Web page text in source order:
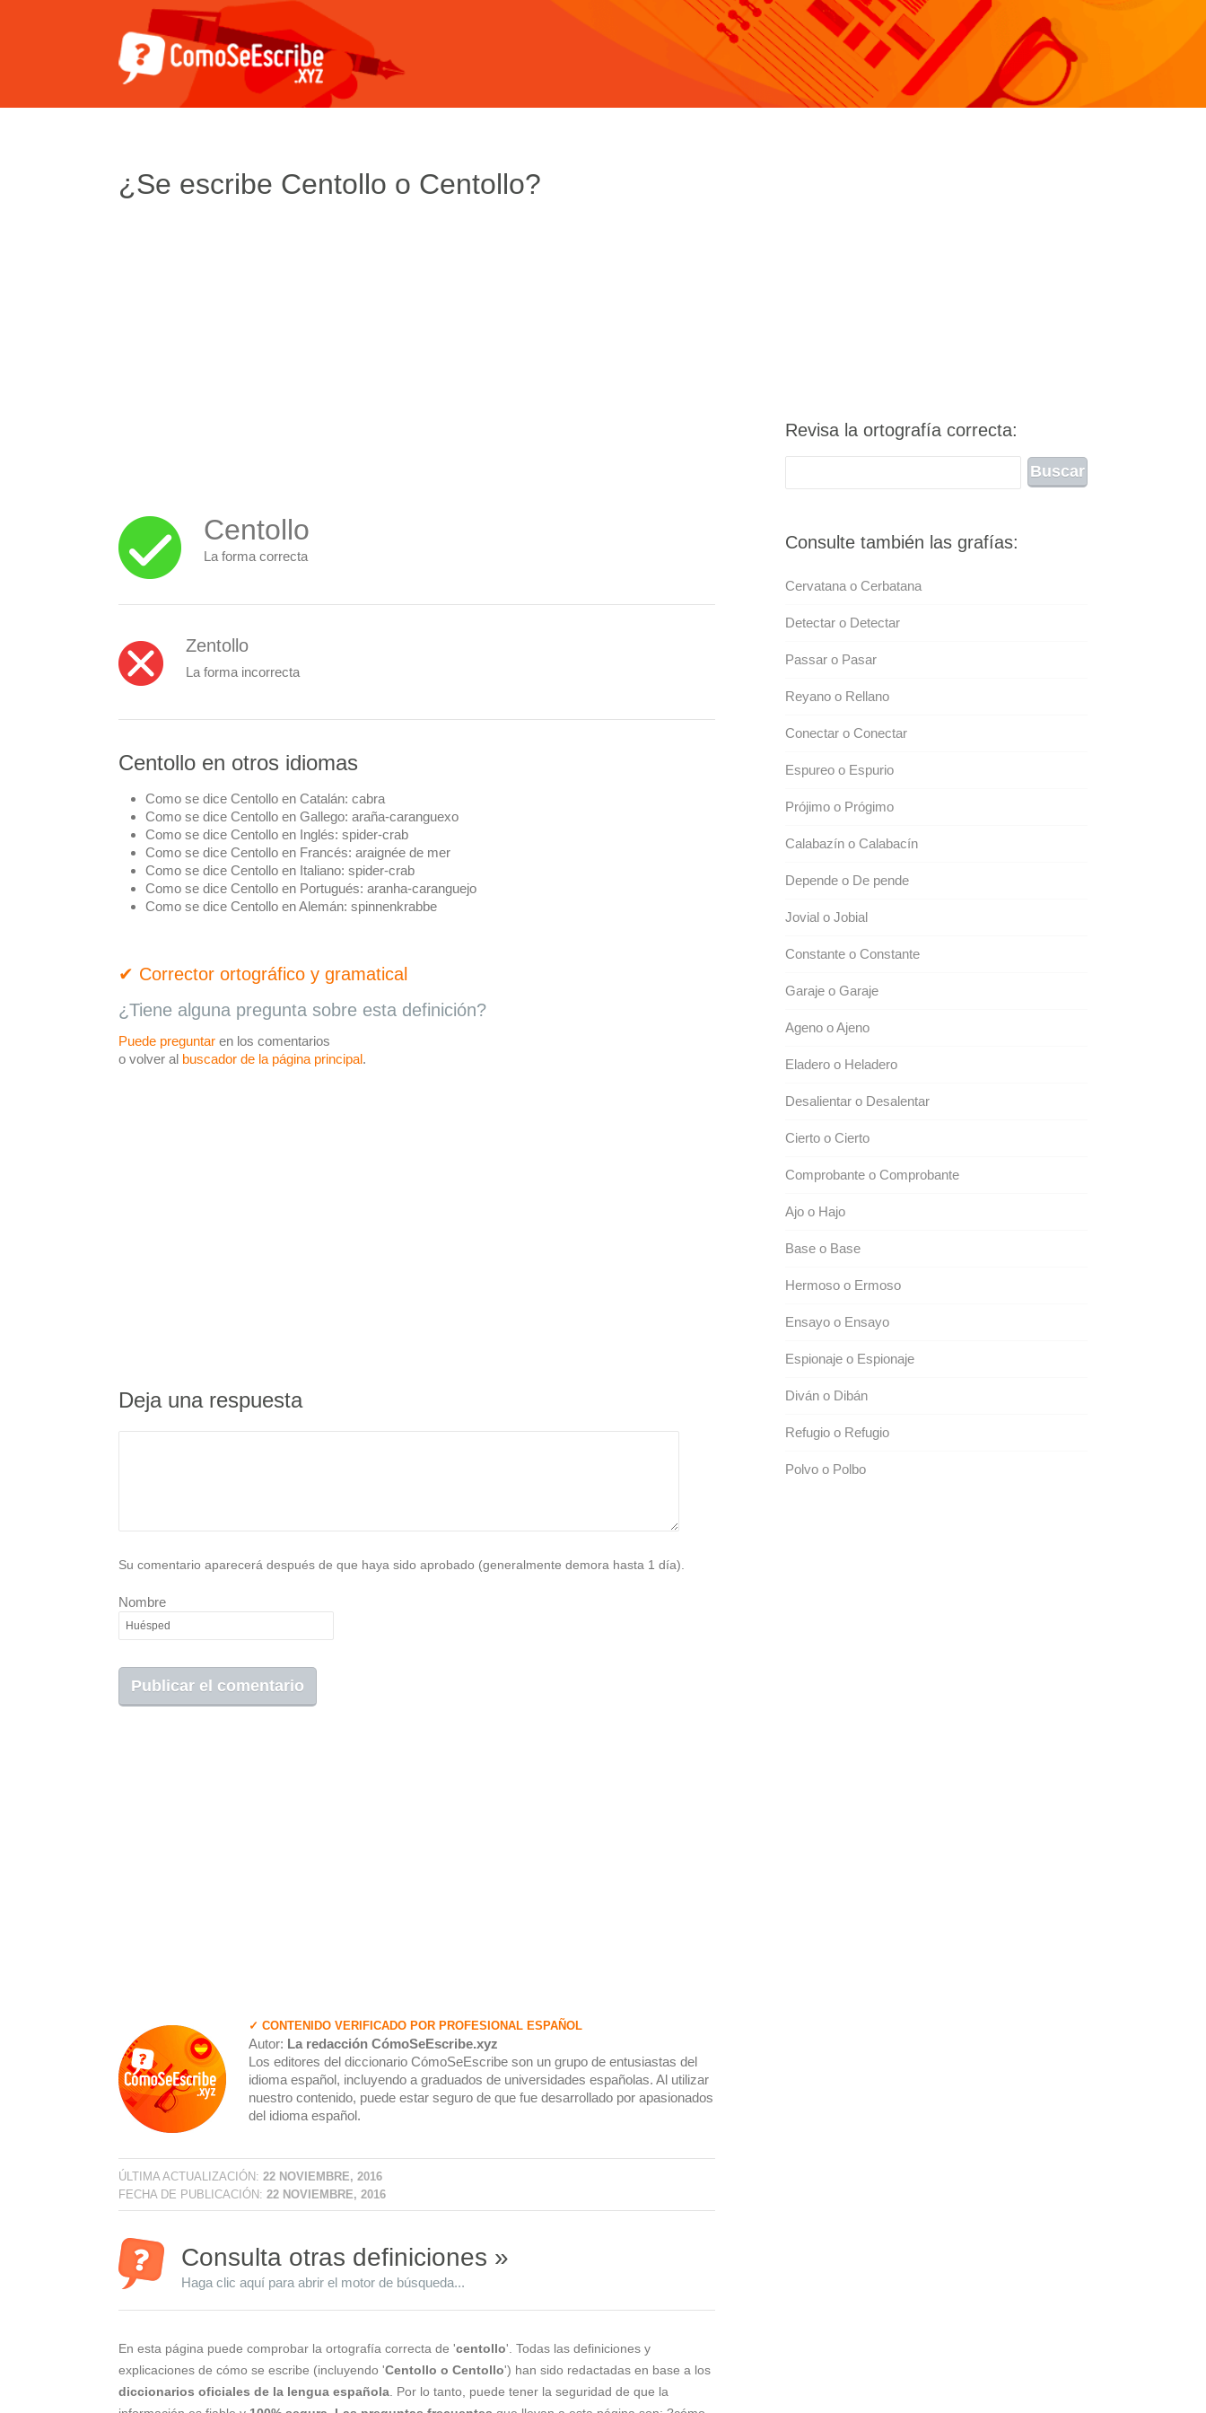
¿Se escribe Centollo o Centollo?
Centollo
La forma correcta
Zentollo
La forma incorrecta
Centollo en otros idiomas
Como se dice Centollo en Catalán: cabra
Como se dice Centollo en Gallego: araña-caranguexo
Como se dice Centollo en Inglés: spider-crab
Como se dice Centollo en Francés: araignée de mer
Como se dice Centollo en Italiano: spider-crab
Como se dice Centollo en Portugués: aranha-caranguejo
Como se dice Centollo en Alemán: spinnenkrabbe
✔ Corrector ortográfico y gramatical
¿Tiene alguna pregunta sobre esta definición?
Puede preguntar en los comentarios
o volver al buscador de la página principal.
Deja una respuesta
Su comentario aparecerá después de que haya sido aprobado (generalmente demora hasta 1 día).
Nombre
✓ CONTENIDO VERIFICADO POR PROFESIONAL ESPAÑOL
Autor: La redacción CómoSeEscribe.xyz
Los editores del diccionario CómoSeEscribe son un grupo de entusiastas del
idioma español, incluyendo a graduados de universidades españolas. Al utilizar
nuestro contenido, puede estar seguro de que fue desarrollado por apasionados
del idioma español.
ÚLTIMA ACTUALIZACIÓN: 22 NOVIEMBRE, 2016
FECHA DE PUBLICACIÓN: 22 NOVIEMBRE, 2016
Consulta otras definiciones »
Haga clic aquí para abrir el motor de búsqueda...
En esta página puede comprobar la ortografía correcta de 'centollo'. Todas las definiciones y
explicaciones de cómo se escribe (incluyendo 'Centollo o Centollo') han sido redactadas en base a los
diccionarios oficiales de la lengua española . Por lo tanto, puede tener la seguridad de que la
Revisa la ortografía correcta:
Consulte también las grafías:
Cervatana o Cerbatana
Detectar o Detectar
Passar o Pasar
Reyano o Rellano
Conectar o Conectar
Espureo o Espurio
Prójimo o Prógimo
Calabazín o Calabacín
Depende o De pende
Jovial o Jobial
Constante o Constante
Garaje o Garaje
Ageno o Ajeno
Eladero o Heladero
Desalientar o Desalentar
Cierto o Cierto
Comprobante o Comprobante
Ajo o Hajo
Base o Base
Hermoso o Ermoso
Ensayo o Ensayo
Espionaje o Espionaje
Diván o Dibán
Refugio o Refugio
Polvo o Polbo